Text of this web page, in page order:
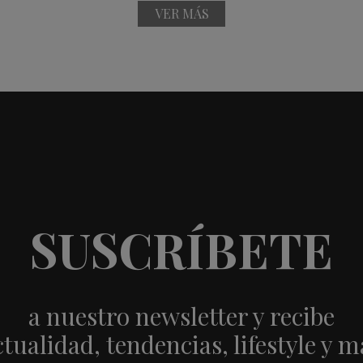
VER MÁS
SUSCRÍBETE
a nuestro newsletter y recibe
tendencias, lifestyle y